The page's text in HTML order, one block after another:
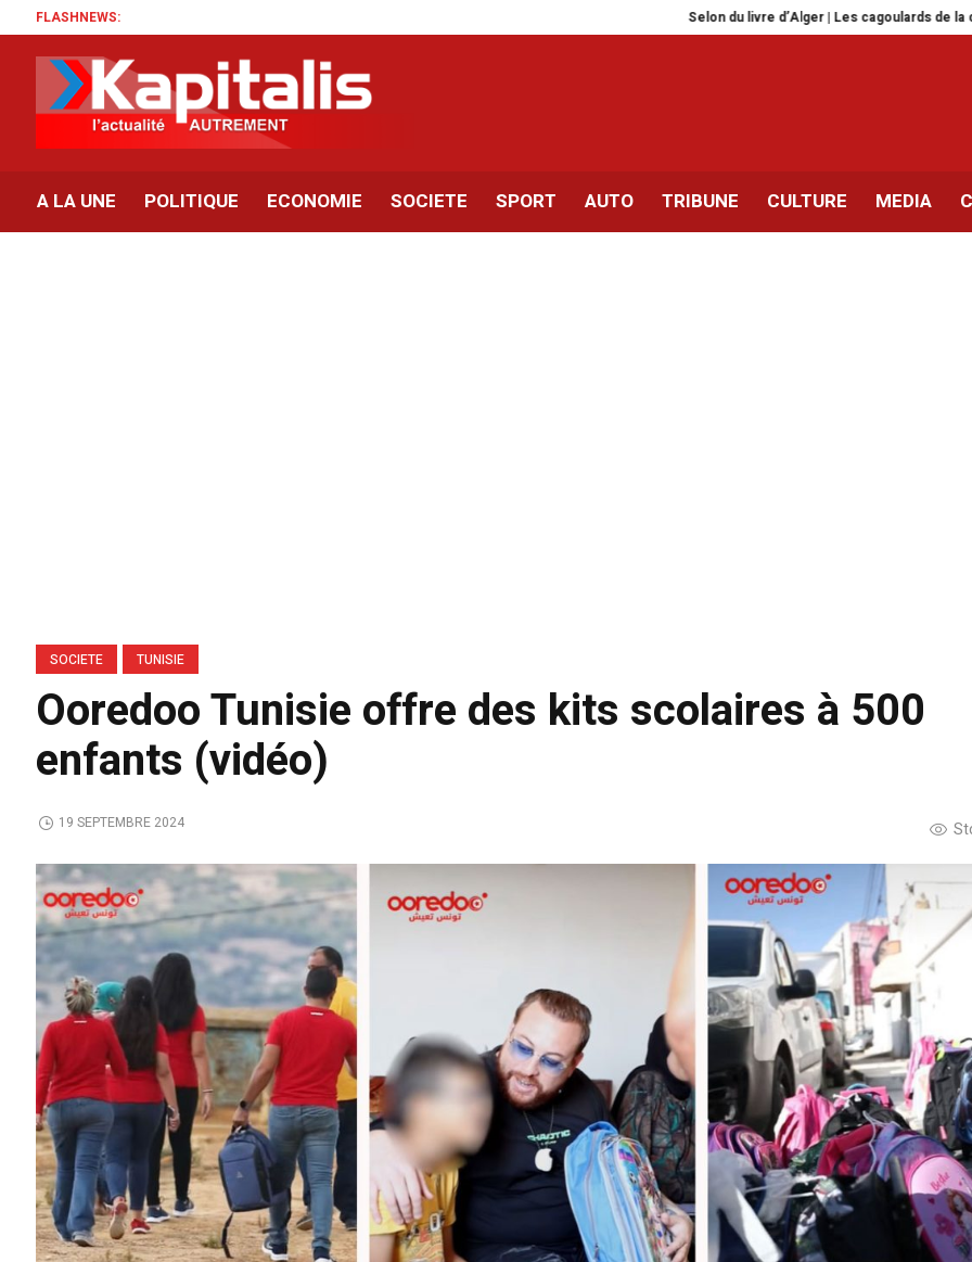
FLASHNEWS: Selon du livre d’Alger | Les cagoulards de la censure
A LA UNE POLITIQUE ECONOMIE SOCIETE SPORT AUTO TRIBUNE CULTURE MEDIA
SOCIETE TUNISIE
Ooredoo Tunisie offre des kits scolaires à 500
enfants (vidéo)
19 SEPTEMBRE 2024